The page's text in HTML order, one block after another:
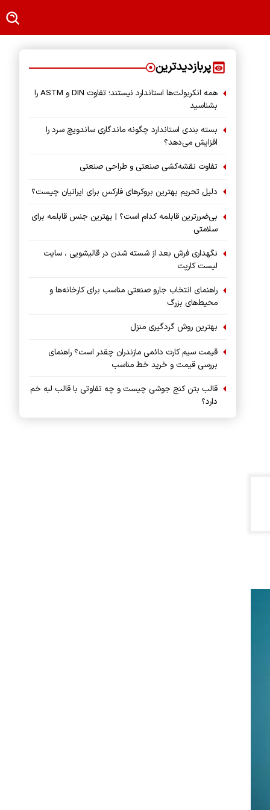
پربازدیدترین
همه انکربولت‌ها استاندارد نیستند؛ تفاوت DIN و ASTM را
بشناسید
بسته‌ بندی استاندارد چگونه ماندگاری ساندویچ سرد را
افزایش می‌دهد؟
تفاوت نقشه‌کشی صنعتی و طراحی صنعتی
دلیل تحریم بهترین بروکرهای فارکس برای ایرانیان چیست؟
بی‌ضررترین قابلمه کدام است؟ | بهترین جنس قابلمه برای
سلامتی
نگهداری فرش بعد از شسته شدن در قالیشویی ، سایت
لیست کارپت
راهنمای انتخاب جارو صنعتی مناسب برای کارخانه‌ها و
محیط‌های بزرگ
بهترین روش گردگیری منزل
قیمت سیم کارت دائمی مازندران چقدر است؟ راهنمای
بررسی قیمت و خرید خط مناسب
قالب بتن کنج جوشی چیست و چه تفاوتی با قالب لبه خم
دارد؟